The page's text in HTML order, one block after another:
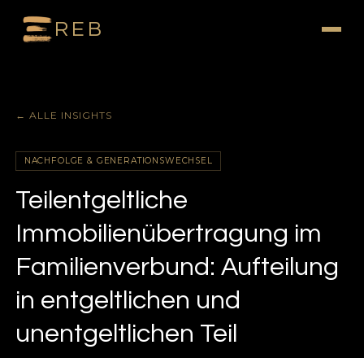
REB
← ALLE INSIGHTS
NACHFOLGE & GENERATIONSWECHSEL
Teilentgeltliche
Immobilienübertragung im
Familienverbund: Aufteilung
in entgeltlichen und
unentgeltlichen Teil